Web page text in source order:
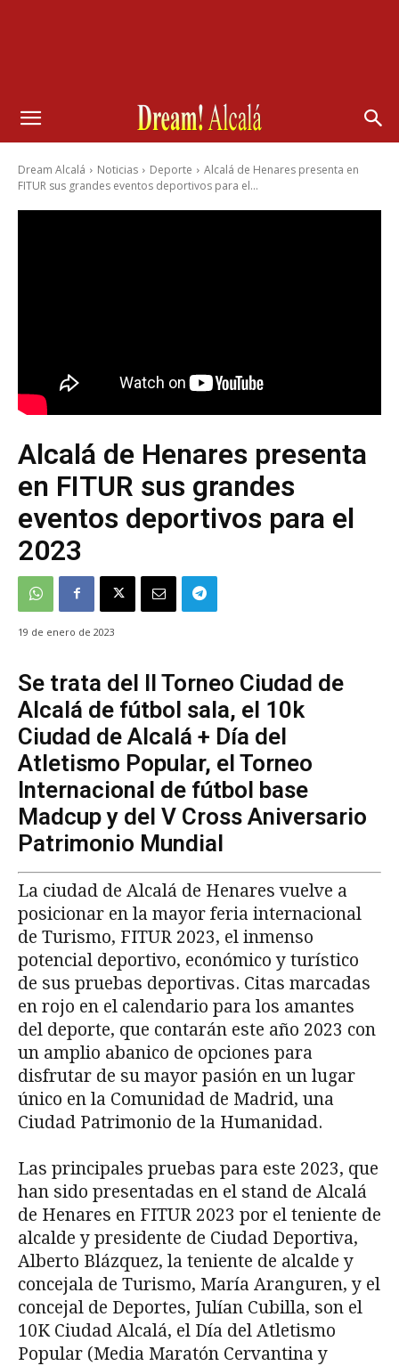
Dream Alcalá Noticias Deporte
Alcalá de Henares presenta en
FITUR sus grandes eventos deportivos para el...
Alcalá de Henares presenta
en FITUR sus grandes
eventos deportivos para el
2023
19 de enero de 2023
Se trata del II Torneo Ciudad de
Alcalá de fútbol sala, el 10k
Ciudad de Alcalá + Día del
Atletismo Popular, el Torneo
Internacional de fútbol base
Madcup y del V Cross Aniversario
Patrimonio Mundial
La ciudad de Alcalá de Henares vuelve a
posicionar en la mayor feria internacional
de Turismo, FITUR 2023, el inmenso
potencial deportivo, económico y turístico
de sus pruebas deportivas. Citas marcadas
en rojo en el calendario para los amantes
del deporte, que contarán este año 2023 con
un amplio abanico de opciones para
disfrutar de su mayor pasión en un lugar
único en la Comunidad de Madrid, una
Ciudad Patrimonio de la Humanidad.
Las principales pruebas para este 2023, que
han sido presentadas en el stand de Alcalá
de Henares en FITUR 2023 por el teniente de
alcalde y presidente de Ciudad Deportiva,
Alberto Blázquez, la teniente de alcalde y
concejala de Turismo, María Aranguren, y el
concejal de Deportes, Julían Cubilla, son el
10K Ciudad Alcalá, el Día del Atletismo
Popular (Media Maratón Cervantina y